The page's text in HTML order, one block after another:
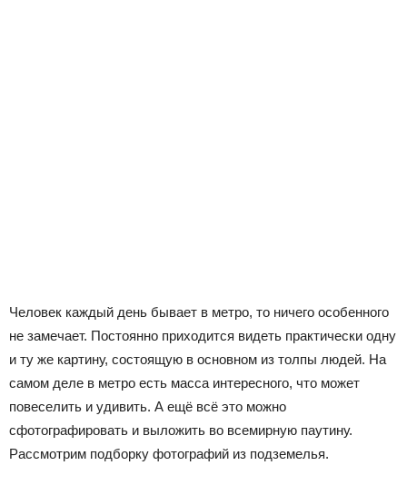
Человек каждый день бывает в метро, то ничего особенного
не замечает. Постоянно приходится видеть практически одну
и ту же картину, состоящую в основном из толпы людей. На
самом деле в метро есть масса интересного, что может
повеселить и удивить. А ещё всё это можно
сфотографировать и выложить во всемирную паутину.
Рассмотрим подборку фотографий из подземелья.